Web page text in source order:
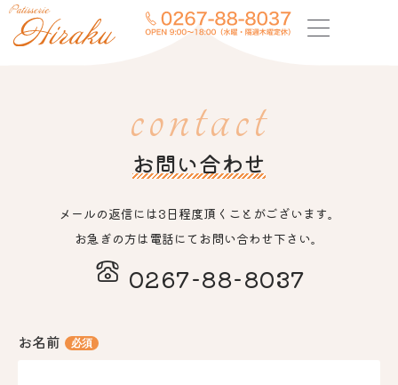
contact
お問い合わせ
メールの返信には3日程度頂くことがございます。
お急ぎの方は電話にてお問い合わせ下さい。
0267-88-8037
お名前 必須